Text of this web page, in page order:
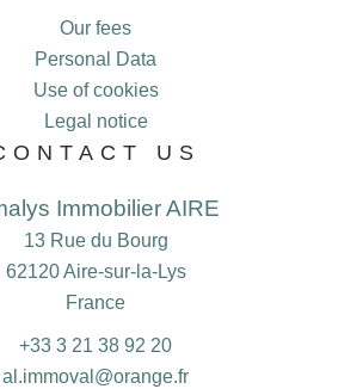
Our fees
Personal Data
Use of cookies
Legal notice
US
Immobilier AIRE
13 Rue du Bourg
62120Aire-sur-la-Lys
France
+33 3 21 38 92 20
al.immoval@orange.fr